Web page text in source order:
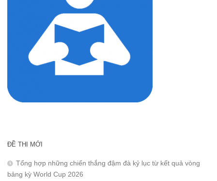
ĐỀ THI MỚI
Tổng hợp những chiến thắng đậm đà kỷ lục từ kết quả vòng
bảng kỳ World Cup 2026